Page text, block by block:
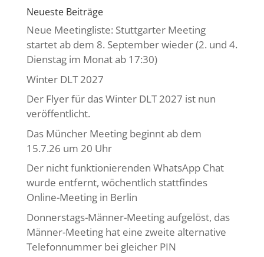
Neueste Beiträge
Neue Meetingliste: Stuttgarter Meeting
startet ab dem 8. September wieder (2. und 4.
Dienstag im Monat ab 17:30)
Winter DLT 2027
Der Flyer für das Winter DLT 2027 ist nun
veröffentlicht.
Das Müncher Meeting beginnt ab dem
15.7.26 um 20 Uhr
Der nicht funktionierenden WhatsApp Chat
wurde entfernt, wöchentlich stattfindes
Online-Meeting in Berlin
Donnerstags-Männer-Meeting aufgelöst, das
Männer-Meeting hat eine zweite alternative
Telefonnummer bei gleicher PIN